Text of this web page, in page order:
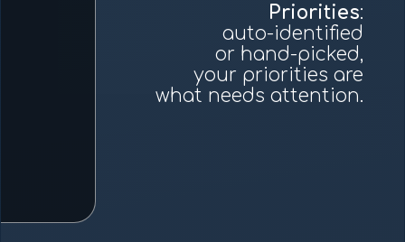
Priorities:
auto-identified
or hand-picked,
your priorities are
what needs attention.